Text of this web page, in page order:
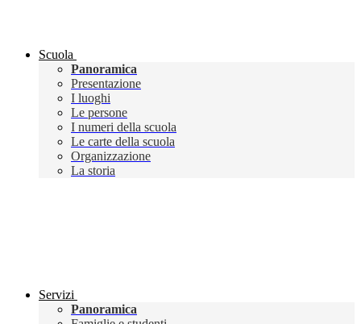
Scuola
Panoramica
Presentazione
I luoghi
Le persone
I numeri della scuola
Le carte della scuola
Organizzazione
La storia
Servizi
Panoramica